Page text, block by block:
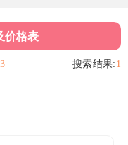
价格表
搜索结果: 1